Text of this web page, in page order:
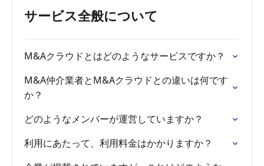
サービス全般について
M&Aクラウドとはどのようなサービスですか？
M&A仲介業者とM&Aクラウドとの違いは何です
か？
どのようなメンバーが運営していますか？
利用にあたって、利用料金はかかりますか？